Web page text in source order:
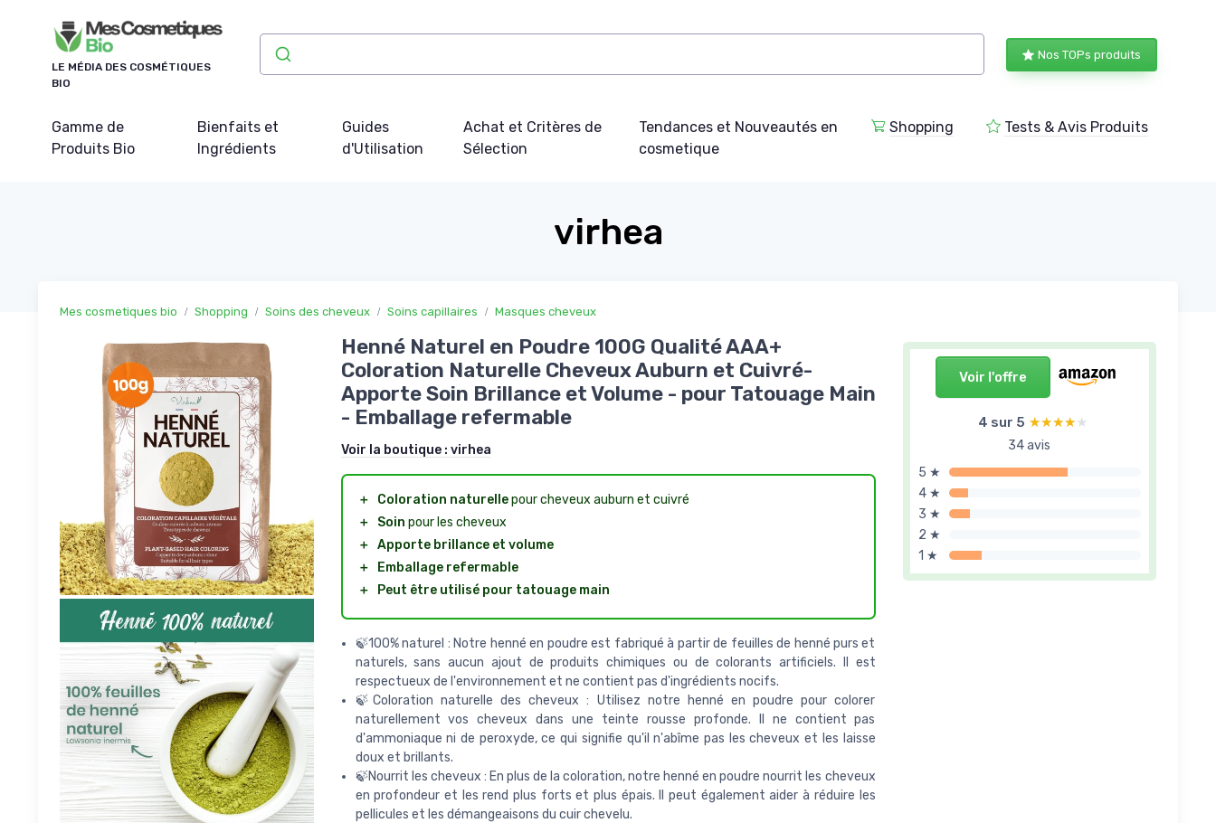
LE MÉDIA DES COSMÉTIQUES
BIO
Nos TOPs produits
Gamme de
Produits Bio
Bienfaits et
Ingrédients
Guides
d'Utilisation
Achat et Critères de
Sélection
Tendances et Nouveautés en
cosmetique
Shopping Tests & Avis Produits
virhea
Mes cosmetiques bio Shopping Soins des cheveux Soins capillaires Masques cheveux
Voir l'offre
4 sur 5 ★★★★★
★★★★★
34 avis
5 ★
4 ★
3 ★
2 ★
1 ★
Henné Naturel en Poudre 100G Qualité AAA+
Coloration Naturelle Cheveux Auburn et Cuivré-
Apporte Soin Brillance et Volume - pour Tatouage Main
- Emballage refermable
Voir la boutique : virhea
＋ Coloration naturellepour cheveux auburn et cuivré
＋
Soin pour les cheveux
＋ Apporte brillance et volume
＋
Emballage refermable
＋
Peut être utilisé pour tatouage main
🍃100% naturel : Notre henné en poudre est fabriqué à partir de feuilles de henné purs et
naturels, sans aucun ajout de produits chimiques ou de colorants artificiels. Il est
respectueux de l'environnement et ne contient pas d'ingrédients nocifs.
🍃Coloration naturelle des cheveux : Utilisez notre henné en poudre pour colorer
naturellement vos cheveux dans une teinte rousse profonde. Il ne contient pas
d'ammoniaque ni de peroxyde, ce qui signifie qu'il n'abîme pas les cheveux et les laisse
doux et brillants.
🍃Nourrit les cheveux : En plus de la coloration, notre henné en poudre nourrit les cheveux
en profondeur et les rend plus forts et plus épais. Il peut également aider à réduire les
pellicules et les démangeaisons du cuir chevelu.